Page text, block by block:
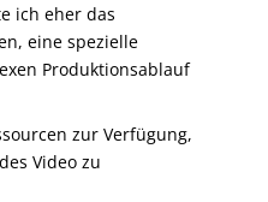
ich eher das
eine spezielle
Produktionsablauf
zur Verfügung,
Video zu